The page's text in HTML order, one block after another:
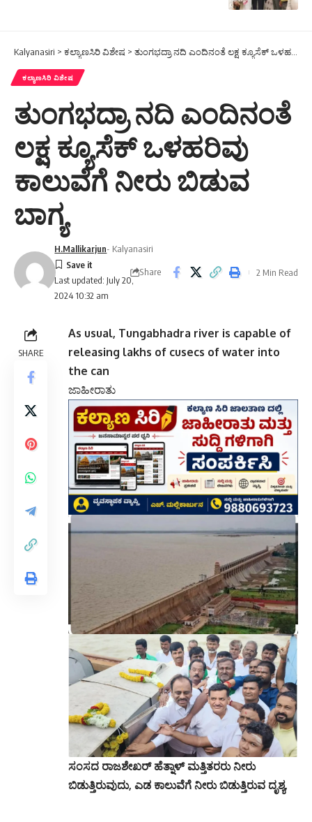
ಲಕ್ಷ ಕ್ಯೂಸೆಕ್ ಒಳಹರಿವು
ಕಾಲುವೆಗೆ ನೀರು ಬಿಡುವ
ಬಾಗ್ಯ
Last updated: July 20,
2024 10:32 am
H.Mallikarjun - Kalyanasiri
Share
SHARE
As usual, Tungabhadra river is capable of
releasing lakhs of cusecs of water into
the can
ಜಾಹೀರಾತು
ಸಂಸದ ರಾಜಶೇಖರ್ ಹೆತ್ನಾಳ್ ಮತ್ತಿತರರು ನೀರು
ಬಿಡುತ್ತಿರುವುದು, ಎಡ ಕಾಲುವೆಗೆ ನೀರು ಬಿಡುತ್ತಿರುವ ದೃಶ್ಯ,
ಕರ್ನಾಟಕ, ಆಂಧ್ರಪ್ರದೇಶ, ತೆಲಂಗಾಣ ರಾಜ್ಯಗಳ ಹಲವು
ಜಿಲ್ಲೆಗಳ ಜನತೆ ಹಾಗೂ ರೈತರಿಗೆ ಕುಡಿಯುವ ಹಾಗೂ ಕೃಷಿಗೆ
ನೀರು ಪೂರೈಸುವ ಮುಖ್ಯ ಜಲಸಂಗ್ರಹಗಾರ ತುಂಗಭದ್ರಾ